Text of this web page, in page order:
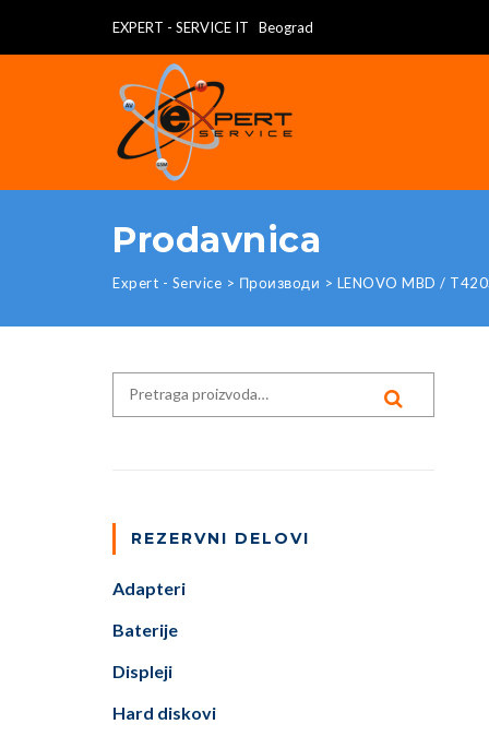
EXPERT - SERVICE IT Beograd
Prodavnica
Expert - Service > Производи > LENOVO MBD /
Search for:
REZERVNI DELOVI
Adapteri
Baterije
Displeji
Hard diskovi